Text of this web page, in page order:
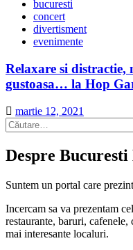
bucuresti
concert
divertisment
evenimente
Relaxare si distractie,
gustoasa… la Hop
martie 12, 2021
Caută
după:
Despre
Suntem un portal care
Incercam sa va prezentam
restaurante, baruri,
mai interesante localuri.